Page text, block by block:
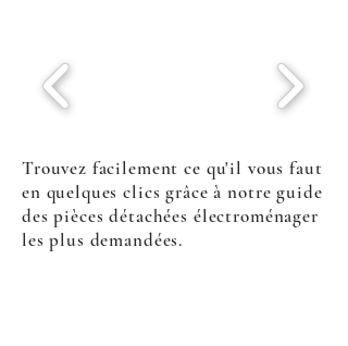
Trouvez facilement ce qu'il vous faut
en quelques clics grâce à notre guide
des pièces détachées électroménager
les plus demandées.